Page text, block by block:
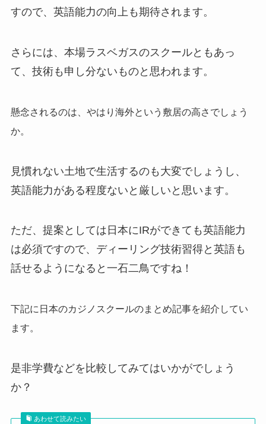
すので、英語能力の向上も期待されます。
さらには、本場ラスベガスのスクールともあっ
て、技術も申し分ないものと思われます。
懸念されるのは、やはり海外という敷居の高さでしょう
か。
見慣れない土地で生活するのも大変でしょうし、
英語能力がある程度ないと厳しいと思います。
ただ、提案としては日本にIRができても英語能力
は必須ですので、ディーリング技術習得と英語も
話せるようになると一石二鳥ですね！
下記に日本のカジノスクールのまとめ記事を紹介してい
ます。
是非学費などを比較してみてはいかがでしょう
か？
あわせて読みたい